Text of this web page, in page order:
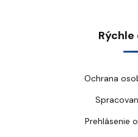
Ochrana
Prehlásenie